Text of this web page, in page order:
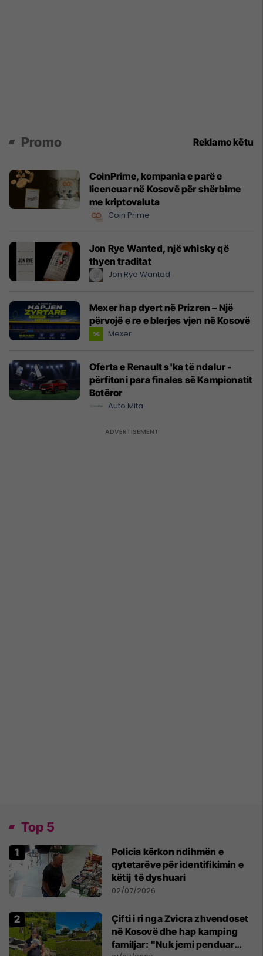
Promo Reklamo këtu
CoinPrime, kompania e parë e
licencuar në Kosovë për shërbime
me kriptovaluta
Coin Prime
Jon Rye Wanted, një whisky që
thyen traditat
Jon Rye Wanted
Mexer hap dyert në Prizren – Një
përvojë e re e blerjes vjen në Kosovë
Mexer
Oferta e Renault s'ka të ndalur -
përfitoni para finales së Kampionatit
Botëror
Auto Mita
Top 5
Policia kërkon ndihmën e
qytetarëve për identifikimin e
këtij të dyshuari
02/07/2026
Çifti i ri nga Zvicra zhvendoset
në Kosovë dhe hap kamping
familjar: "Nuk jemi penduar